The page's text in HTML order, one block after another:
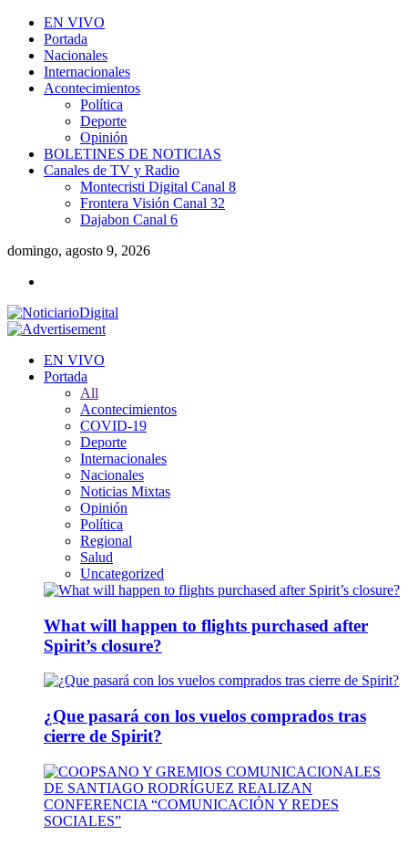
EN VIVO
Portada
Nacionales
Internacionales
Acontecimientos
Política
Deporte
Opinión
BOLETINES DE NOTICIAS
Canales de TV y Radio
Montecristi Digital Canal 8
Frontera Visión Canal 32
Dajabon Canal 6
domingo, agosto 9, 2026
EN VIVO
Portada
All
Acontecimientos
COVID-19
Deporte
Internacionales
Nacionales
Noticias Mixtas
Opinión
Política
Regional
Salud
Uncategorized
What will happen to flights purchased after
Spirit’s closure?
¿Que pasará con los vuelos comprados tras
cierre de Spirit?